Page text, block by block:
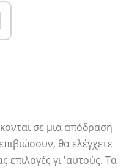
σε μια απόδραση
θα ελέγχετε
επιλογές γι 'αυτούς. Τα